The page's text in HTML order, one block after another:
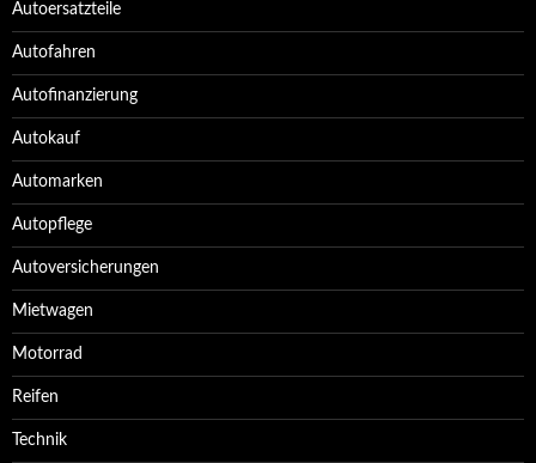
Autoersatzteile
Autofahren
Autofinanzierung
Autokauf
Automarken
Autopflege
Autoversicherungen
Mietwagen
Motorrad
Reifen
Technik